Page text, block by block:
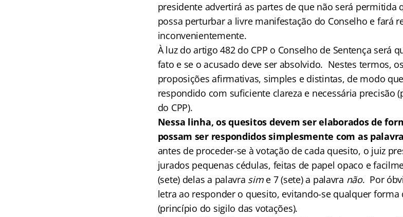
presidente advertirá as partes de que não será permitida
possa perturbar a livre manifestação do Conselho e fará
inconvenientemente.
À luz do artigo 482 do CPP o Conselho de Sentença será
fato e se o acusado deve ser absolvido. Nestes termos,
proposições afirmativas, simples e distintas, de modo
respondido com suficiente clareza e necessária precisão
do CPP).
Nessa linha, os quesitos devem ser elaborados de
possam ser respondidos simplesmente com as
antes de proceder-se à votação de cada quesito, o juiz
jurados pequenas cédulas, feitas de papel opaco e
(sete) delas a palavra sime 7 (sete) a palavra não. Por
letra ao responder o quesito, evitando-se qualquer
(princípio do sigilo das votações).